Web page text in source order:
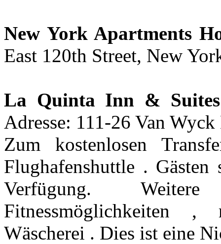
New York Apartments
East 120th Street, New
La Quinta Inn &
Adresse: 111-26 Van
Zum kostenlosen
Flughafenshuttle . Gästen
Verfügung.
Fitnessmöglichkeiten ,
Wäscherei . Dies ist eine